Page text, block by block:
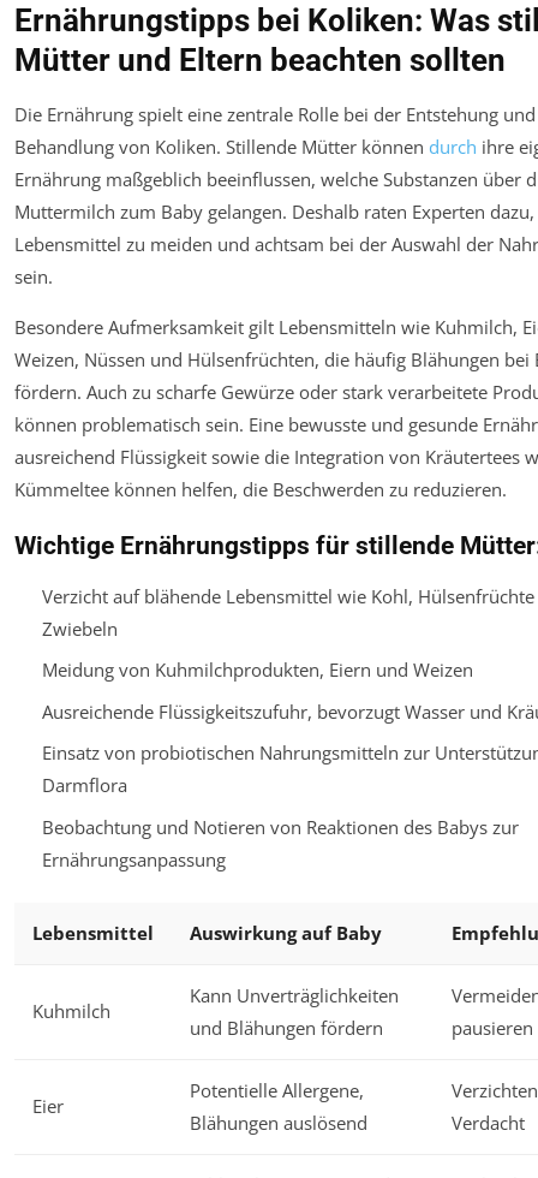
Ernährungstipps bei Koliken: Was
Mütter und Eltern beachten sollten
Die Ernährung spielt eine zentrale Rolle bei der Entstehung und
Behandlung von Koliken. Stillende Mütter können durch ihre
Ernährung maßgeblich beeinflussen, welche Substanzen über
Muttermilch zum Baby gelangen. Deshalb raten Experten
Lebensmittel zu meiden und achtsam bei der Auswahl der
sein.
Besondere Aufmerksamkeit gilt Lebensmitteln wie Kuhmilch,
Weizen, Nüssen und Hülsenfrüchten, die häufig Blähungen bei
fördern. Auch zu scharfe Gewürze oder stark verarbeitete
können problematisch sein. Eine bewusste und gesunde
ausreichend Flüssigkeit sowie die Integration von Kräutertees
Kümmeltee können helfen, die Beschwerden zu reduzieren.
Wichtige Ernährungstipps für stillende
Verzicht auf blähende Lebensmittel wie Kohl,
Zwiebeln
Meidung von Kuhmilchprodukten, Eiern und Weizen
Ausreichende Flüssigkeitszufuhr, bevorzugt Wasser und
Einsatz von probiotischen Nahrungsmitteln zur
Darmflora
Beobachtung und Notieren von Reaktionen des Babys zur
Ernährungsanpassung
Lebensmittel Auswirkung auf Baby
Kuhmilch
Kann Unverträglichkeiten
und Blähungen fördern
pausieren
Eier
Potentielle Allergene,
Blähungen auslösend
Verdacht